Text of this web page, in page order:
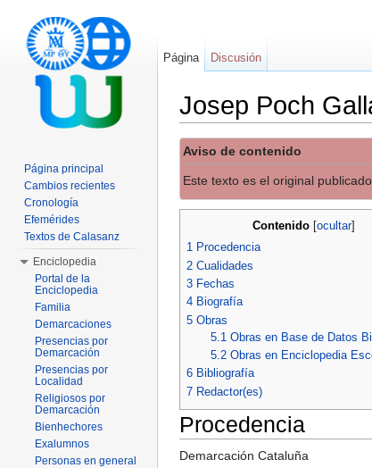
Josep Poch
Aviso de contenido
Este texto es el original
Contenido ocultar]
1 Procedencia
2 Cualidades
3 Fechas
4 Biografía
5 Obras
5.1 Obras en Base de Datos
5.2 Obras en Enciclopedia
6 Bibliografía
7 Redactor(es)
Procedencia
Demarcación Cataluña
Página Discusión
Página principal
Cambios recientes
Cronología
Efemérides
Textos de Calasanz
Enciclopedia
Portal de la
Enciclopedia
Familia
Demarcaciones
Presencias por
Demarcación
Presencias por
Localidad
Religiosos por
Demarcación
Bienhechores
Exalumnos
Personas en general